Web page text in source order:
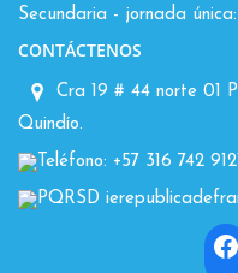
Secundaria - jornada
CONTÁCTENOS
Cra 19 # 44 norte 01
Quindío.
Teléfono: +57 316 742
PQRSD